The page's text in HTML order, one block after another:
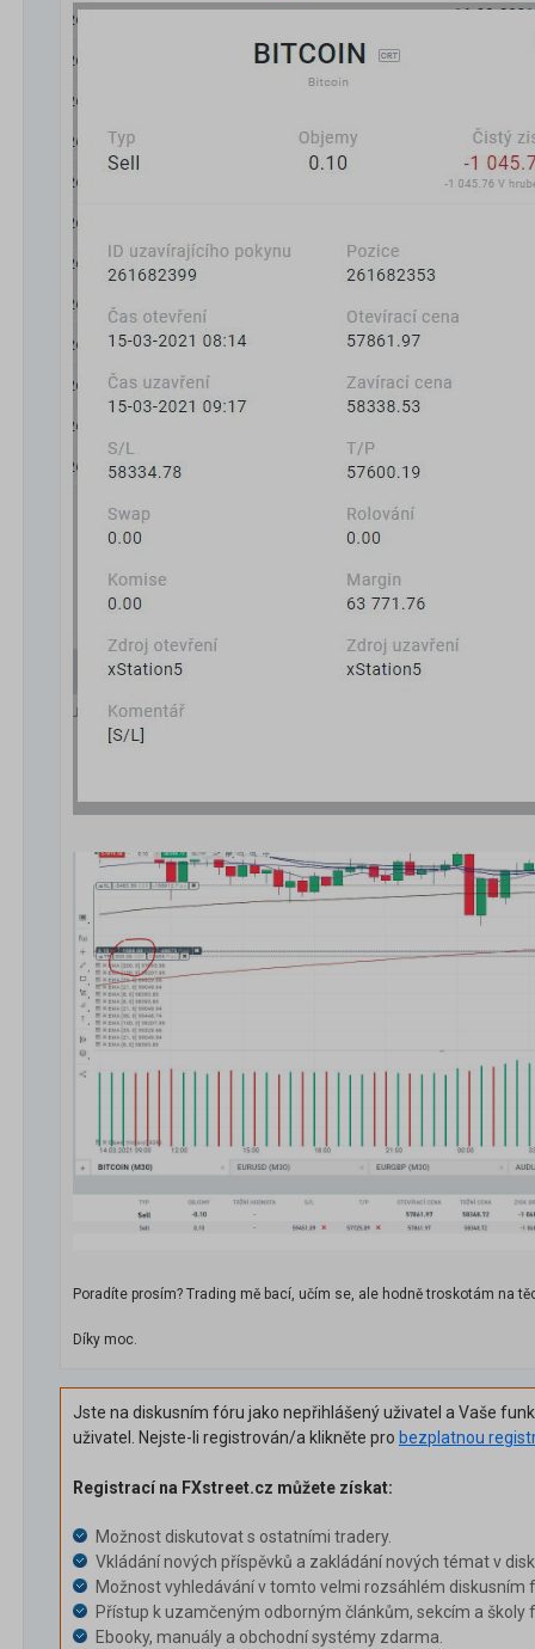
Poradíte prosím? Trading mě bací, učím se, ale hodně troskotám na
Díky moc.
Jste na diskusním fóru jako nepřihlášený uživatel a Vaše
uživatel. Nejste-li registrován/a klikněte pro bezplatnou
Registrací na FXstreet.cz můžete získat:
Možnost diskutovat s ostatními tradery.
Vkládání nových příspěvků a zakládání nových témat v
Možnost vyhledávání v tomto velmi rozsáhlém diskusním
Přístup k uzamčeným odborným článkům, sekcím a školy
Ebooky, manuály a obchodní systémy zdarma.